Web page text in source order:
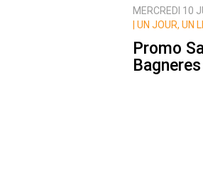
MERCREDI 10
UN JOUR, UN
Promo
Bagneres